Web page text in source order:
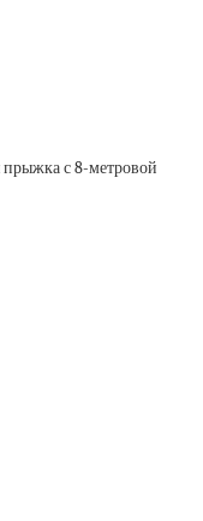
прыжка с 8-метровой